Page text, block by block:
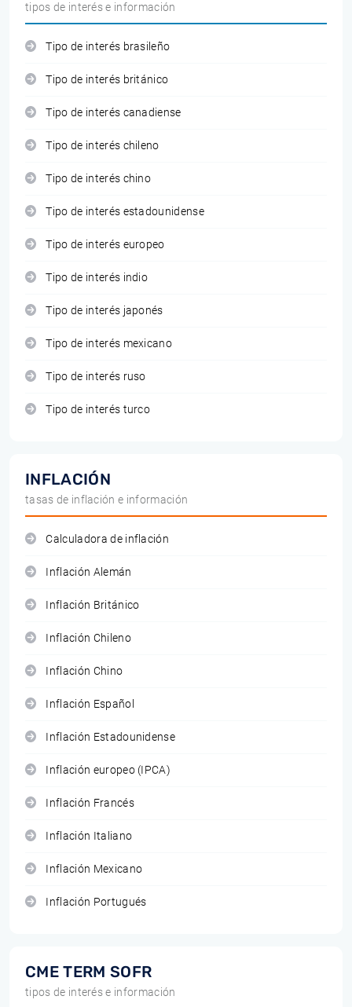
tipos de interés e información
Tipo de interés brasileño
Tipo de interés británico
Tipo de interés canadiense
Tipo de interés chileno
Tipo de interés chino
Tipo de interés estadounidense
Tipo de interés europeo
Tipo de interés indio
Tipo de interés japonés
Tipo de interés mexicano
Tipo de interés ruso
Tipo de interés turco
INFLACIÓN
tasas de inflación e información
Calculadora de inflación
Inflación Alemán
Inflación Británico
Inflación Chileno
Inflación Chino
Inflación Español
Inflación Estadounidense
Inflación europeo (IPCA)
Inflación Francés
Inflación Italiano
Inflación Mexicano
Inflación Portugués
CME TERM SOFR
tipos de interés e información